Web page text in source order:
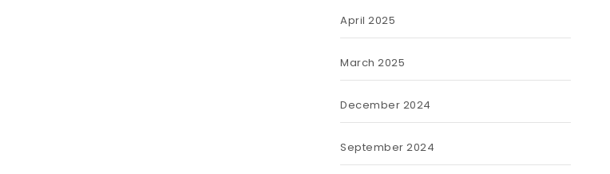
April 2025
March 2025
December 2024
September 2024